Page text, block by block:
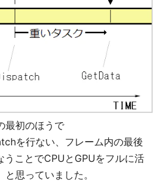
最初のほうで
を行ない、フレーム内の最後
ことでCPUとGPUをフルに活
思っていました。